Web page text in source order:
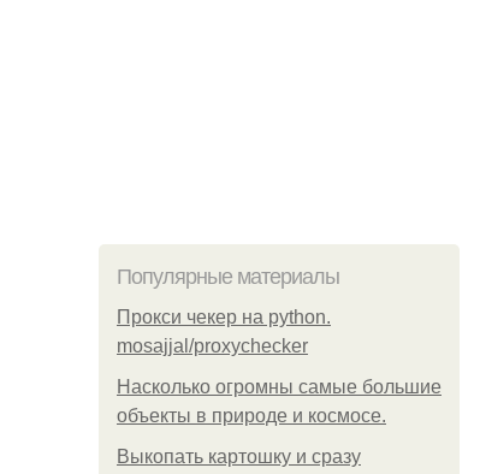
Популярные материалы
Прокси чекер на python.
mosajjal/proxychecker
Насколько огромны самые большие
объекты в природе и космосе.
Выкопать картошку и сразу